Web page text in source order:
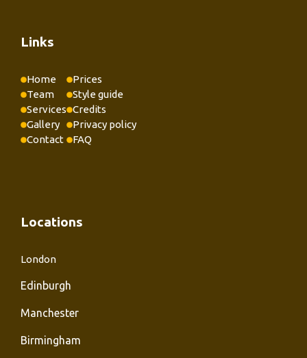
Links
Home
Team
Services
Gallery
Contact
Prices
Style guide
Credits
Privacy policy
FAQ
Locations
London
Edinburgh
Manchester
Birmingham